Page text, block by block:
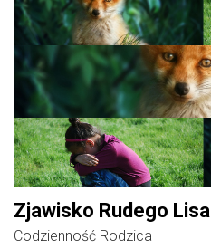
Zjawisko Rudego Lisa
Codzienność Rodzica